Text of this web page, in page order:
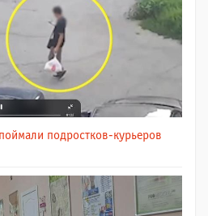
подростков-курьеров